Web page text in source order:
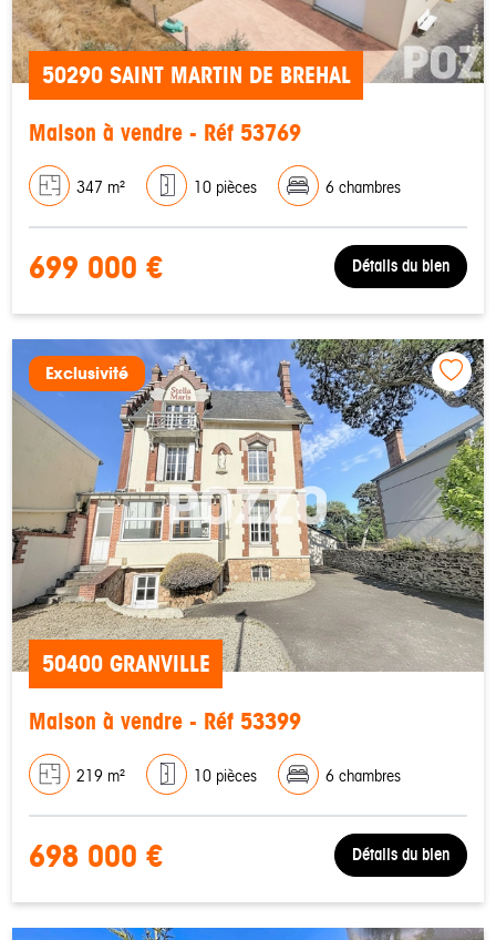
50290 SAINT MARTIN DE BREHAL
Maison à vendre - Réf 53769
347 m² 10 pièces 6 chambres
699 000 € Détails du bien
Exclusivité
50400 GRANVILLE
Maison à vendre - Réf 53399
219 m² 10 pièces 6 chambres
698 000 € Détails du bien